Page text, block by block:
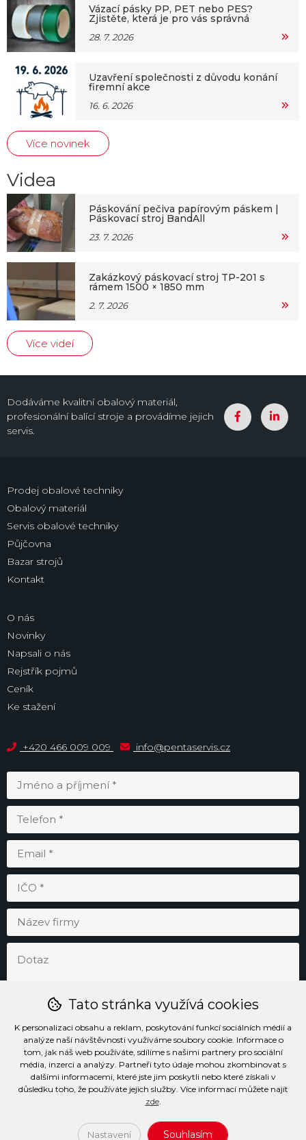
Vázací pásky PP, PET nebo PES?
Zjistěte, která je pro vás správná
28. 7. 2026
Uzavření společnosti z důvodu konání
firemní akce
16. 6. 2026
Více novinek
Videa
Páskování pečiva papírovým páskem |
Páskovací stroj BandAll
23. 7. 2026
Zakázkový páskovací stroj TP-201 s
rámem 1500 × 1850 mm
2. 7. 2026
Více videí
Dodáváme kvalitní obalový materiál,
profesionální balící stroje a provádíme jejich
servis.
Prodej obalové techniky
Obalový materiál
Servis obalové techniky
Půjčovna
Bazar strojů
Kontakt
O nás
Novinky
Napsali o nás
Rejstřík pojmů
Ceník
Ke stažení
+420 466 009 009 info@pentaservis.cz
Odesláním souhlasím sezpracováním osobních údajů
Prohlášení o přístupnosti Podmínky užívání stránek
Informace o zpracování osobních údajů
Tato stránka využívá cookies
K personalizaci obsahu a reklam, poskytování funkcí sociálních médií a
analýze naší návštěvnosti využíváme soubory cookie. Informace o
tom, jak náš web používáte, sdílíme s našimi partnery pro sociální
média, inzerci a analýzy. Partneři tyto údaje mohou zkombinovat s
dalšími informacemi, které jste jim poskytli nebo které získali v
důsledku toho, že používáte jejich služby. Více informací můžete najít
zde.
Nastavení Souhlasím